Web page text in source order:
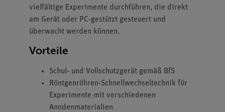
vielfältige Experimente durchführen, die direkt
am Gerät oder PC-gestützt gesteuert und
überwacht werden können.
Vorteile
Schul- und Vollschutzgerät gemäß BfS
Röntgenröhren-Schnellwechseltechnik für
Experimente mit verschiedenen
Anodenmaterialien